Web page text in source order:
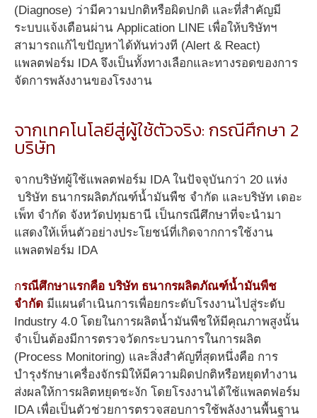
(Diagnose) ว่ามีความปกติหรือผิดปกติ และที่สำคัญมี
ระบบแจ้งเตือนผ่าน Application LINE เพื่อให้บริษัทฯ
สามารถแก้ไขปัญหาได้ทันท่วงที (Alert & React)
แพลตฟอร์ม IDA จึงเป็นทั้งทางเลือกและทางรอดของการ
จัดการพลังงานของโรงงาน
จากเทคโนโลยีสู่ผู้ใช้ตัวจริง: กรณีศึกษา 2
บริษัท
จากบริษัทผู้ใช้แพลตฟอร์ม IDA ในปัจจุบันกว่า 20 แห่ง
บริษัท ธนากรผลิตภัณฑ์น้ำมันพืช จำกัด และบริษัท เดอะ
เพ็ท จำกัด จังหวัดปทุมธานี เป็นกรณีศึกษาที่จะนำมา
แสดงให้เห็นตัวอย่างประโยชน์ที่เกิดจากการใช้งาน
แพลตฟอร์ม IDA
กรณีศึกษาแรกคือ บริษัท ธนากรผลิตภัณฑ์น้ำมันพืช
จำกัด มีแผนดำเนินการเพื่อยกระดับโรงงานไปสู่ระดับ
Industry 4.0 โดยในการผลิตน้ำมันพืชให้มีคุณภาพสูงนั้น
จำเป็นต้องมีการตรวจวัดกระบวนการในการผลิต
(Process Monitoring) และสิ่งสำคัญที่สุดหนึ่งคือ การ
บำรุงรักษาเครื่องจักรมิให้มีความผิดปกติหรือหยุดทำงาน
ส่งผลให้การผลิตหยุดชะงัก โดยโรงงานได้ใช้แพลตฟอร์ม
IDA เพื่อเป็นตัวช่วยการตรวจสอบการใช้พลังงานพื้นฐาน